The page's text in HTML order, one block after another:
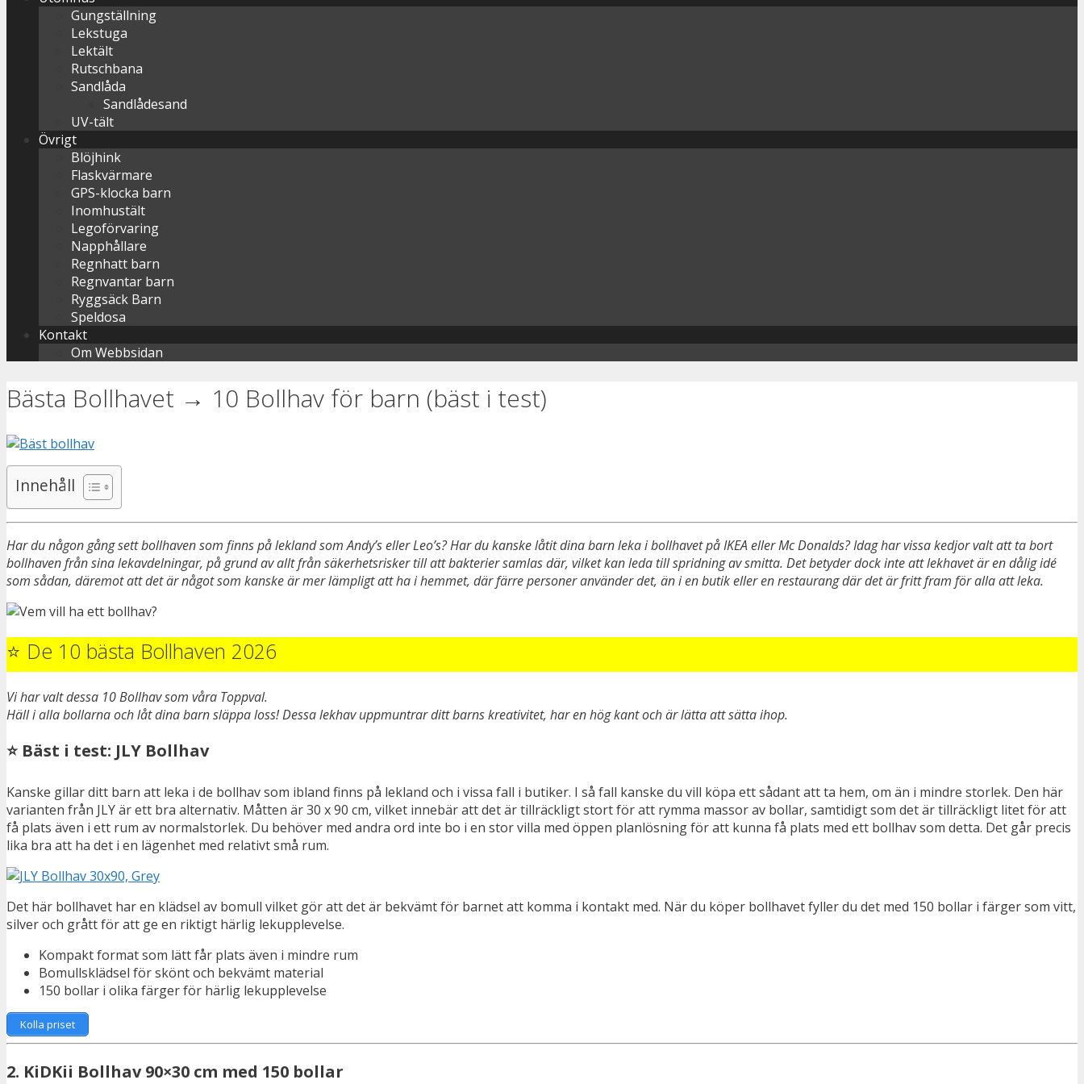
Gungställning
Lekstuga
Lektält
Rutschbana
Sandlåda
Sandlådesand
UV-tält
Övrigt
Blöjhink
Flaskvärmare
GPS-klocka barn
Inomhustält
Legoförvaring
Napphållare
Regnhatt barn
Regnvantar barn
Ryggsäck Barn
Speldosa
Kontakt
Om Webbsidan
Bästa Bollhavet → 10 Bollhav för barn (bäst i test)
Innehåll
Har du någon gång sett bollhaven som finns på lekland som Andy’s eller Leo’s? Har du kanske låtit dina barn leka i bollhavet på IKEA eller Mc Donalds? Idag har vissa kedjor valt att ta bort
bollhaven från sina lekavdelningar, på grund av allt från säkerhetsrisker till att bakterier samlas där, vilket kan leda till spridning av smitta. Det betyder dock inte att lekhavet är en dålig idé
som sådan, däremot att det är något som kanske är mer lämpligt att ha i hemmet, där färre personer använder det, än i en butik eller en restaurang där det är fritt fram för alla att leka.
⭐ De 10 bästa Bollhaven 2026
Vi har valt dessa 10 Bollhav som våra Toppval.
Häll i alla bollarna och låt dina barn släppa loss! Dessa lekhav uppmuntrar ditt barns kreativitet, har en hög kant och är lätta att sätta ihop.
⭐ Bäst i test: JLY Bollhav
Kanske gillar ditt barn att leka i de bollhav som ibland finns på lekland och i vissa fall i butiker. I så fall kanske du vill köpa ett sådant att ta hem, om än i mindre storlek. Den här
varianten från JLY är ett bra alternativ. Måtten är 30 x 90 cm, vilket innebär att det är tillräckligt stort för att rymma massor av bollar, samtidigt som det är tillräckligt litet för att
få plats även i ett rum av normalstorlek. Du behöver med andra ord inte bo i en stor villa med öppen planlösning för att kunna få plats med ett bollhav som detta. Det går precis
lika bra att ha det i en lägenhet med relativt små rum.
Det här bollhavet har en klädsel av bomull vilket gör att det är bekvämt för barnet att komma i kontakt med. När du köper bollhavet fyller du det med 150 bollar i färger som vitt,
silver och grått för att ge en riktigt härlig lekupplevelse.
Kompakt format som lätt får plats även i mindre rum
Bomullsklädsel för skönt och bekvämt material
150 bollar i olika färger för härlig lekupplevelse
Kolla priset
2. KiDKii Bollhav 90×30 cm med 150 bollar